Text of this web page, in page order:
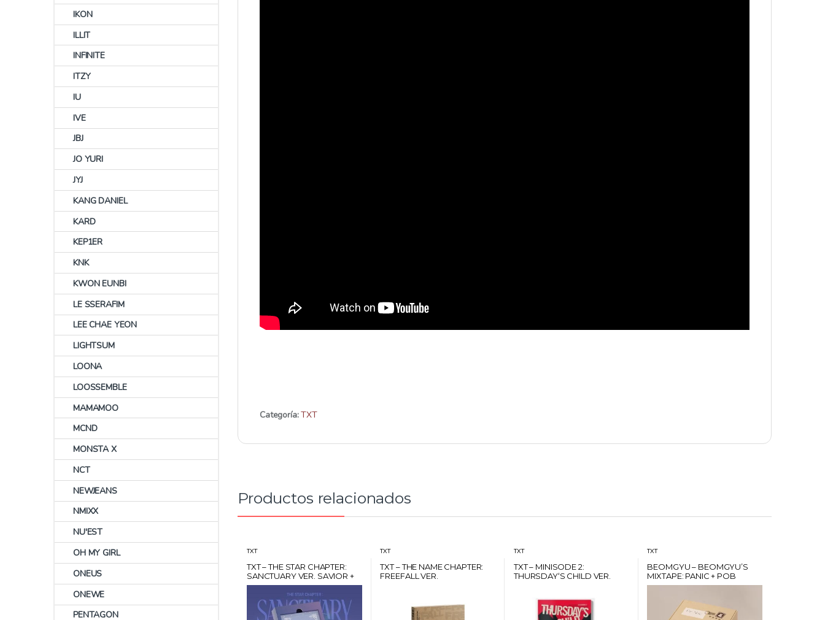
Categoría:TXT
Productos relacionados
TXT
TXT – THE STAR CHAPTER:
SANCTUARY VER. SAVIOR +
POB APPLEMUSIC
TXT
TXT – THE NAME CHAPTER:
FREEFALL VER.
TXT
TXT – MINISODE 2:
THURSDAY‘S CHILD VER.
TXT
BEOMGYU – BEOMGYU’S
MIXTAPE: PANIC + POB
MAKESTAR
IKON
ILLIT
INFINITE
ITZY
IU
IVE
JBJ
JO YURI
JYJ
KANG DANIEL
KARD
KEP1ER
KNK
KWON EUNBI
LE SSERAFIM
LEE CHAE YEON
LIGHTSUM
LOONA
LOOSSEMBLE
MAMAMOO
MCND
MONSTA X
NCT
NEWJEANS
NMIXX
NU'EST
OH MY GIRL
ONEUS
ONEWE
PENTAGON